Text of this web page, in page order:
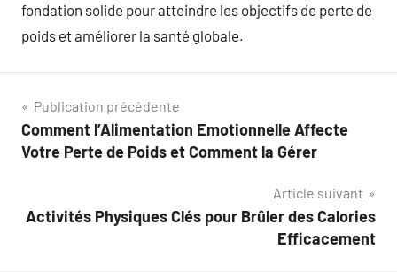
fondation solide pour atteindre les objectifs de perte de
poids et améliorer la santé globale.
Navigation
de
Publication précédente
Comment l’Alimentation Emotionnelle Affecte
Votre Perte de Poids et Comment la Gérer
Article suivant
Activités Physiques Clés pour Brûler des Calories
Efficacement